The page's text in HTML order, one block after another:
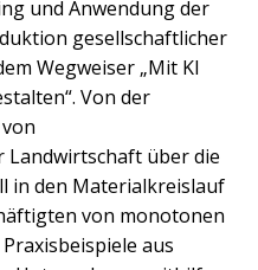
und Anwendung der
gesellschaftlicher
Wegweiser „Mit KI
Von der
Landwirtschaft über die
in den Materialkreislauf
von monotonen
aus